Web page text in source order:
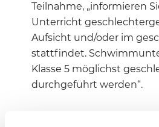
Teilnahme, „informieren
Unterricht
Aufsicht und/oder im
stattfindet.
Klasse 5 möglichst
durchgeführt werden“.